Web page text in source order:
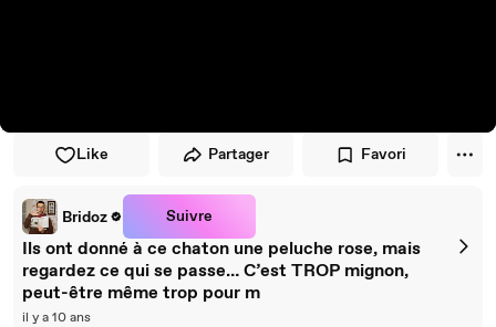
Like Partager Favori
Bridoz Suivre
Ils ont donné à ce chaton une peluche rose, mais
regardez ce qui se passe… C’est TROP mignon,
peut-être même trop pour m
il y a 10 ans